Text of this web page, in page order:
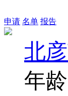
申请 名单 报告
北
年